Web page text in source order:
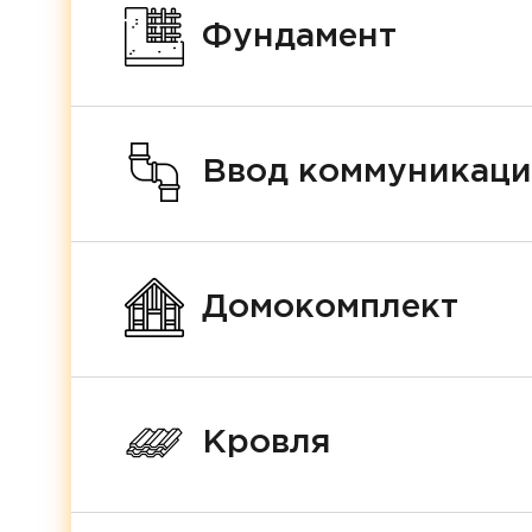
Фундамент
Ввод
Домокомплект
Кровля